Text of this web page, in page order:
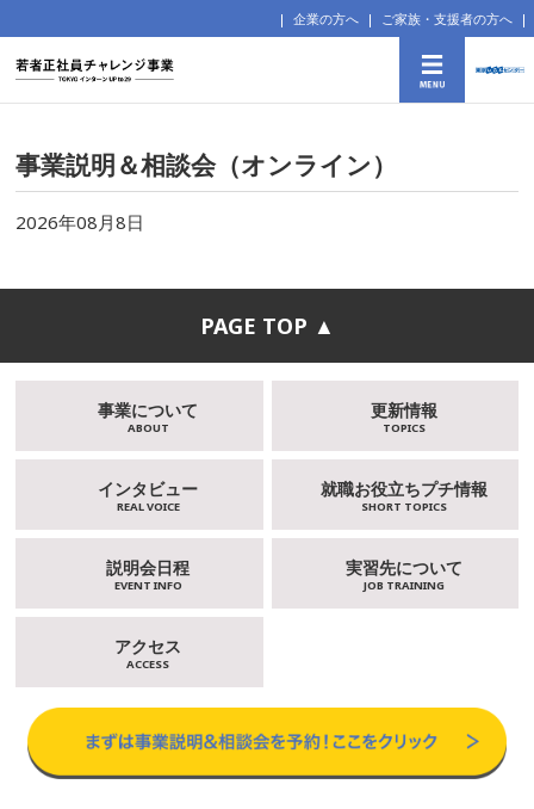
企業の方へ ご家族・支援者の方へ
事業説明＆相談会（オンライン）
2026年08月8日
PAGE TOP ▲
事業について
ABOUT
更新情報
TOPICS
インタビュー
REAL VOICE
就職お役立ちプチ情報
SHORT TOPICS
説明会日程
EVENT INFO
実習先について
JOB TRAINING
アクセス
ACCESS